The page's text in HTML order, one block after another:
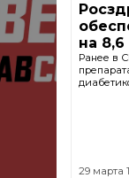
на
Ранее в
29 марта